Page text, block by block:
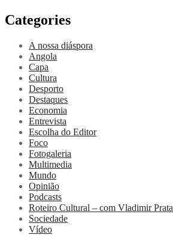
Categories
A nossa diáspora
Angola
Capa
Cultura
Desporto
Destaques
Economia
Entrevista
Escolha do Editor
Foco
Fotogaleria
Multimedia
Mundo
Opinião
Podcasts
Roteiro Cultural – com Vladimir Prata
Sociedade
Vídeo